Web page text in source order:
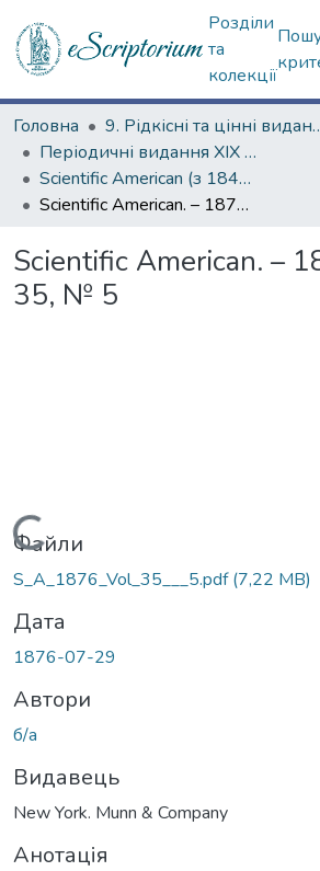
Розділи
та
колекції
Головна
9. Рідкісні
Періодичні видання ХІХ ст.
Scientific American (з 1845 р.)
Scientific American. – 1876. – Vol. 35, № 5
Scientific American. –
35, № 5
Вантажиться...
Файли
S_A_1876_Vol_35___5.pdf(7,22 MB)
Дата
1876-07-29
Автори
б/а
Видавець
New York. Munn & Company
Анотація